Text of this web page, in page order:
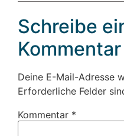
Schreibe
Kommentar
Deine E-Mail-Adresse
Erforderliche Felder
Kommentar *